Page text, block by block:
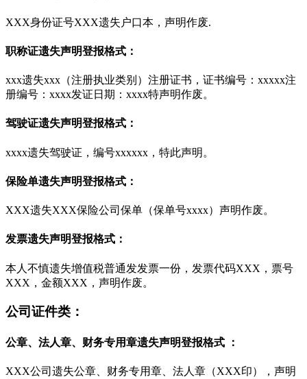
XXX身份证号XXX遗失户口本，声明作废.
职称证遗失声明登报格式：
xxx遗失xxx（注册执业类别）注册证书，证书编号：xxxxx注
册编号：xxxx发证日期：xxxx特声明作废。
驾驶证遗失声明登报格式：
xxxx遗失驾驶证，编号xxxxxx，特此声明。
保险单遗失声明登报格式：
XXX遗失XXX保险公司保单（保单号xxxx）声明作废。
发票遗失声明登报格式：
本人不慎遗失增值税普通发发票一份，发票代码XXX，票号
XXX，金额XXX，声明作废。
公司证件类：
公章、法人章、财务专用章遗失声明登报格式 ：
XXX公司遗失公章、财务专用章、法人章（XXX印），声明